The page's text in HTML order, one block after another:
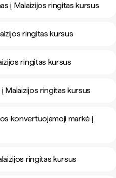
į Malaizijos ringitas kursus
ringitas kursus
ringitas kursus
Malaizijos ringitas kursus
konvertuojamoji markė į
ringitas kursus